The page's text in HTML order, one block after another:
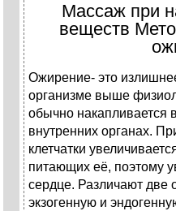
Массаж при
веществ
Ожирение- это
организме выше
обычно накапливается
внутренних органах.
клетчатки
питающих её, поэтому
сердце. Различают
экзогенную и